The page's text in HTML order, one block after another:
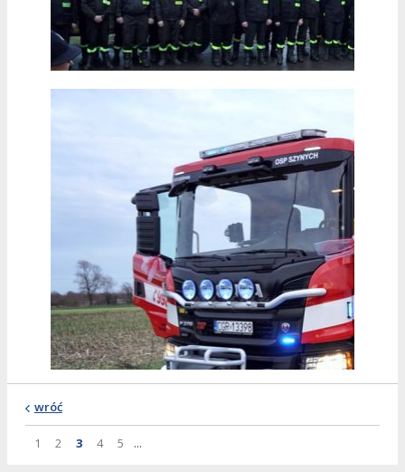
wróć
Strona
Strona
1 Strona
2 Strona
3 Strona
4 Strona
5 ...